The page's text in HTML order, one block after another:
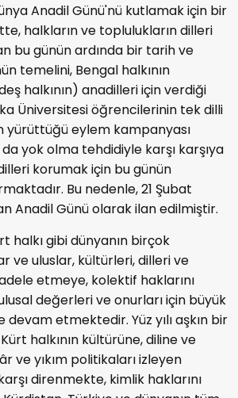
Anadil Günü'nü kutlamak için bir
halkların ve toplulukların dilleri
bu günün ardında bir tarih ve
temelini, Bengal halkının
halkının) anadilleri için verdiği
Üniversitesi öğrencilerinin tek dilli
yürüttüğü eylem kampanyası
yok olma tehdidiyle karşı karşıya
korumak için bu günün
Bu nedenle, 21 Şubat
Anadil Günü olarak ilan edilmiştir.
halkı gibi dünyanın birçok
ve uluslar, kültürleri, dilleri ve
etmeye, kolektif haklarını
değerleri ve onurları için büyük
etmektedir. Yüz yılı aşkın bir
halkının kültürüne, diline ve
ve yıkım politikaları izleyen
direnmekte, kimlik haklarını